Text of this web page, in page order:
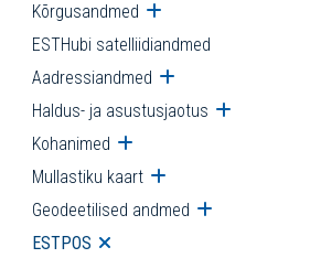
Kõrgusandmed Ava alammenüü
ESTHubi satelliidiandmed
Aadressiandmed Ava alammenüü
Haldus- ja asustusjaotus Ava
Kohanimed Ava alammenüü
Mullastiku kaart Ava alammenüü
Geodeetilised andmed Ava
ESTPOS Ava alammenüü